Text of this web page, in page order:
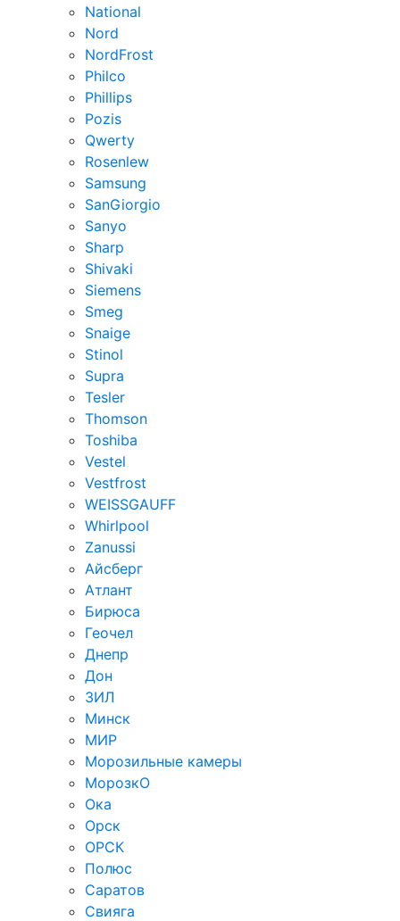
National
Nord
NordFrost
Philco
Phillips
Pozis
Qwerty
Rosenlew
Samsung
SanGiorgio
Sanyo
Sharp
Shivaki
Siemens
Smeg
Snaige
Stinol
Supra
Tesler
Thomson
Toshiba
Vestel
Vestfrost
WEISSGAUFF
Whirlpool
Zanussi
Айсберг
Атлант
Бирюса
Геочел
Днепр
Дон
ЗИЛ
Минск
МИР
Морозильные камеры
МорозкО
Ока
Орск
ОРСК
Полюс
Саратов
Свияга